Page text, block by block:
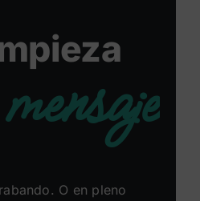
mensaje
O en pleno